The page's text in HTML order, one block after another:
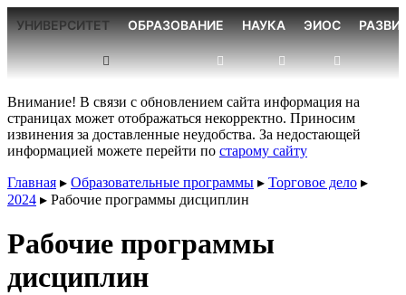
УНИВЕРСИТЕТ ОБРАЗОВАНИЕ НАУКА ЭИОС
Внимание! В связи с обновлением сайта информация на
страницах может отображаться некорректно. Приносим
извинения за доставленные неудобства. За недостающей
информацией можете перейти по старому сайту
Главная ▸ Образовательные программы ▸ Торговое дело ▸
2024 ▸ Рабочие программы дисциплин
Рабочие программы
дисциплин